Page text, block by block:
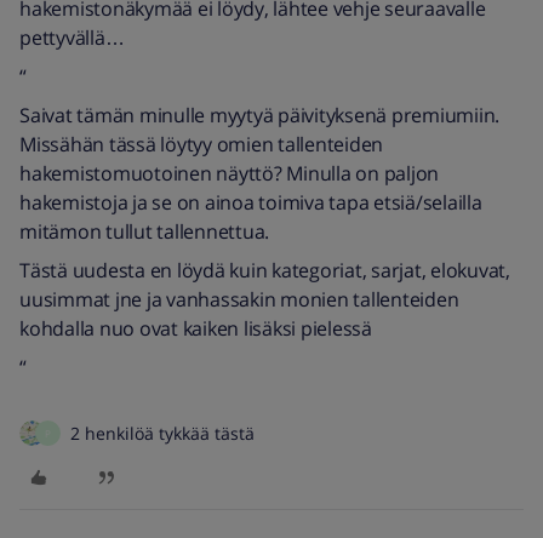
hakemistonäkymää ei löydy, lähtee vehje seuraavalle
pettyvällä…
“
Saivat tämän minulle myytyä päivityksenä premiumiin.
Missähän tässä löytyy omien tallenteiden
hakemistomuotoinen näyttö? Minulla on paljon
hakemistoja ja se on ainoa toimiva tapa etsiä/selailla
mitämon tullut tallennettua.
Tästä uudesta en löydä kuin kategoriat, sarjat, elokuvat,
uusimmat jne ja vanhassakin monien tallenteiden
kohdalla nuo ovat kaiken lisäksi pielessä
“
2 henkilöä tykkää tästä